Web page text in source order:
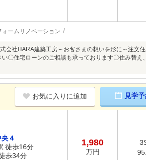
ォームリノベーション
会社HARA建築工房～お客さまの想いを形に～注文
〇住宅ローンのご相談も承っております〇住み替
お気に入りに追加 見学
４
徒歩16分
歩34分
1,980
万円